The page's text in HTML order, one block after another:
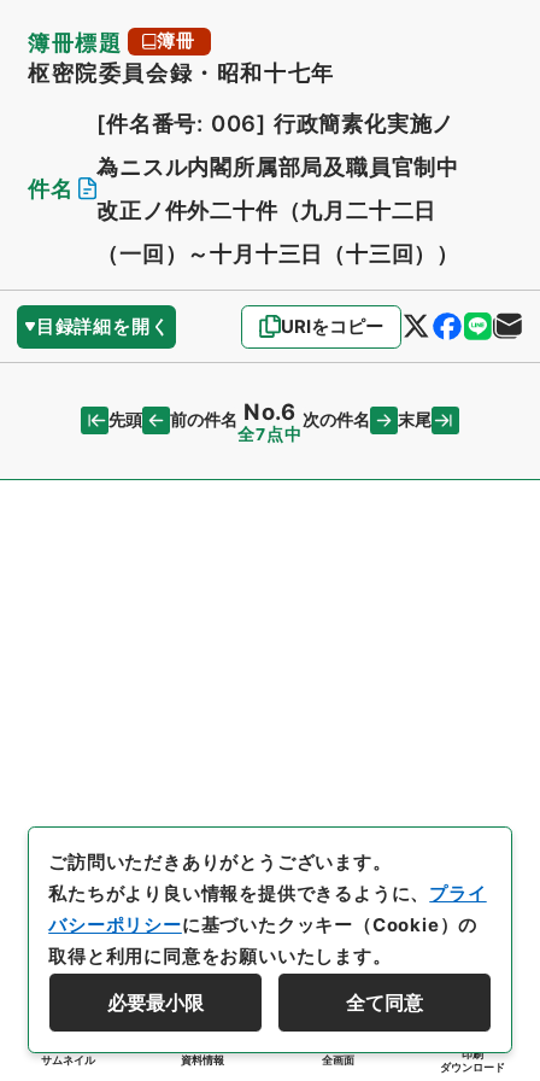
簿冊標題 簿冊
枢密院委員会録・昭和十七年
件名
[件名番号: 006] 行政簡素化実施ノ
為ニスル内閣所属部局及職員官制中
改正ノ件外二十件（九月二十二日
（一回）～十月十三日（十三回））
目録詳細を開く URIをコピー
先頭 前の件名 No.6
全7点中
次の件名 末尾
サムネイル 資料情報 全画面
印刷
ダウンロード
ご訪問いただきありがとうございます。
私たちがより良い情報を提供できるように、 プライ
バシーポリシーに基づいたクッキー（Cookie）の
取得と利用に同意をお願いいたします。
必要最小限 全て同意